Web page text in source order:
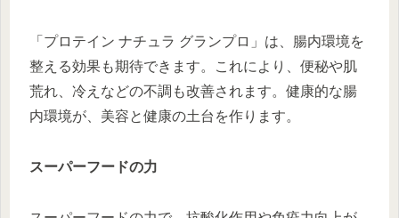
「プロテイン ナチュラ グランプロ」は、腸内環境を
整える効果も期待できます。これにより、便秘や肌
荒れ、冷えなどの不調も改善されます。健康的な腸
内環境が、美容と健康の土台を作ります。
スーパーフードの力